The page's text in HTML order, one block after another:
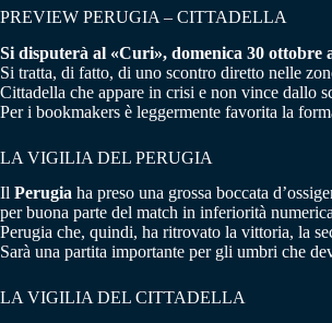
PREVIEW PERUGIA – CITTADELLA
Si disputerà al «Curi», domenica 30 ottobre
Si tratta, di fatto, di uno scontro diretto nelle
Cittadella che appare in crisi e non vince dallo
Per i bookmakers è leggermente favorita la
LA VIGILIA DEL PERUGIA
Il Perugia ha preso una grossa boccata
per buona parte del match in inferiorità
Perugia che, quindi, ha ritrovato la vittoria, la
Sarà una partita importante per gli umbri che
LA VIGILIA DEL CITTADELLA